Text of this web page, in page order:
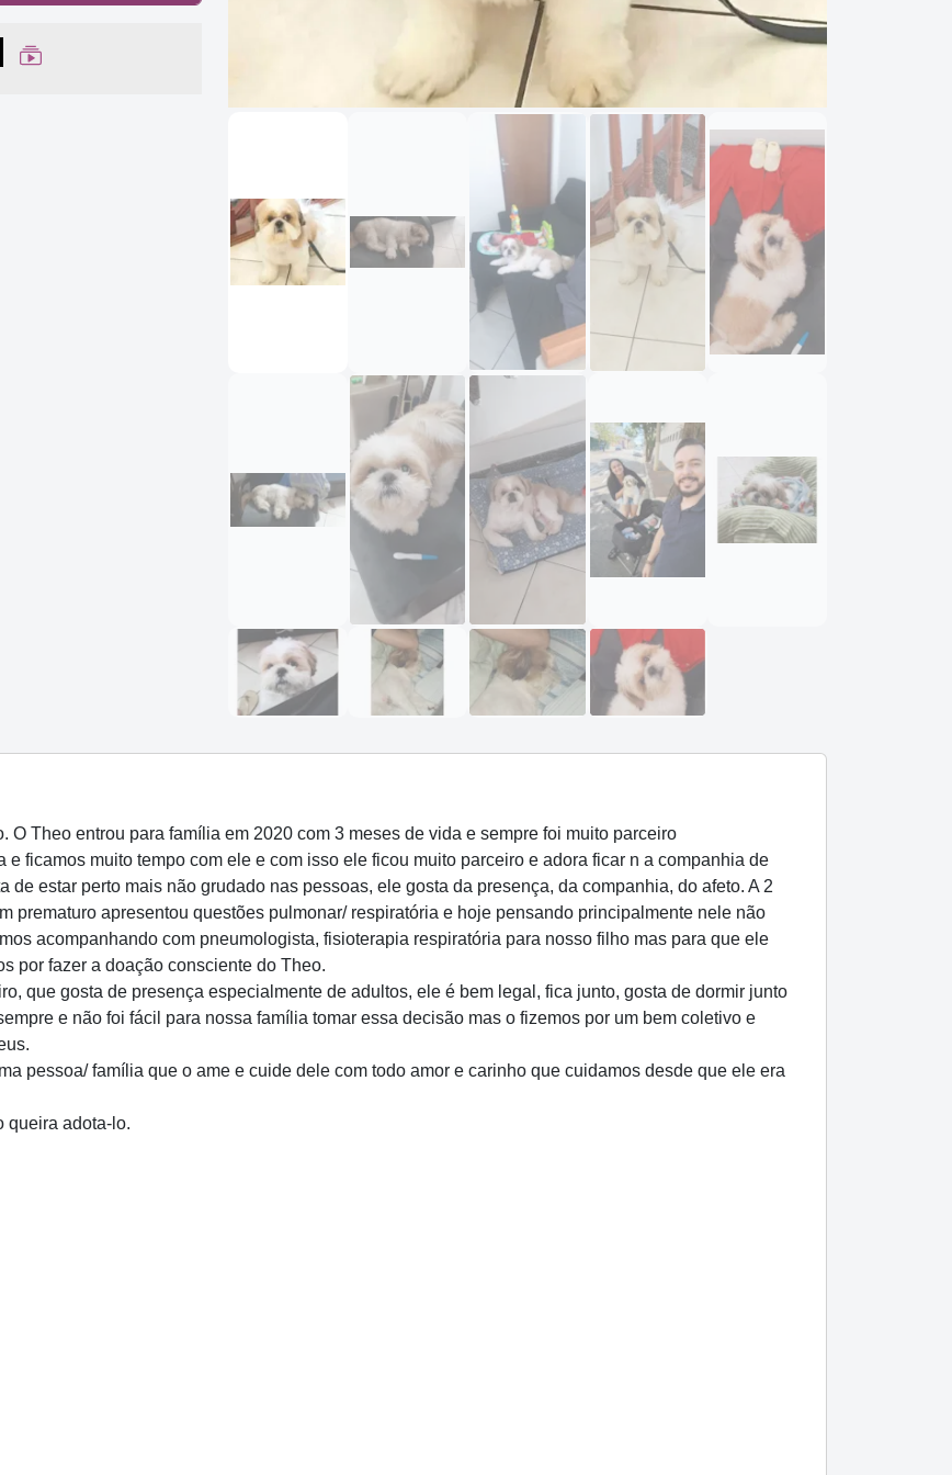
Facebook
no WhatsApp
Ver Web Story
O Theo entrou para família em 2020 com 3 meses de vida e sempre foi muito parceiro
ficamos muito tempo com ele e com isso ele ficou muito parceiro e adora ficar n a companhia de
de estar perto mais não grudado nas pessoas, ele gosta da presença, da companhia, do afeto. A 2
prematuro apresentou questões pulmonar/ respiratória e hoje pensando principalmente nele não
acompanhando com pneumologista, fisioterapia respiratória para nosso filho mas para que ele
por fazer a doação consciente do Theo.
que gosta de presença especialmente de adultos, ele é bem legal, fica junto, gosta de dormir junto
e não foi fácil para nossa família tomar essa decisão mas o fizemos por um bem coletivo e
pessoa/ família que o ame e cuide dele com todo amor e carinho que cuidamos desde que ele era
queira adota-lo.